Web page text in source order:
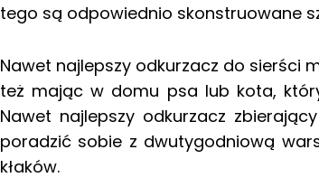
tego są odpowiednio skonstruowane
Nawet najlepszy odkurzacz do sierści
też mając w domu psa lub kota,
Nawet najlepszy odkurzacz
poradzić sobie z dwutygodniową
kłaków.